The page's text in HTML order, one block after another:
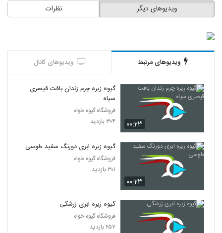
نظرات ویدیوهای دیگر
ویدیوهای مرتبط ویدیوهای کانال
۰۰:۲۳
گیوه زیره چرم زندان بافت قیصری
سیاه
فروشگاه گیوه خواه
۳۰۴ بازدید
۰۰:۲۳
گیوه زیره ابری دورنگ سفید طوسی
فروشگاه گیوه خواه
۳۰۱ بازدید
گیوه زیره ابری زرشگی
فروشگاه گیوه خواه
۲۵۷ بازدید